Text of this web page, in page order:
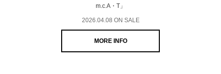
m.c.A・T」
2026.04.08 ON SALE
MORE INFO